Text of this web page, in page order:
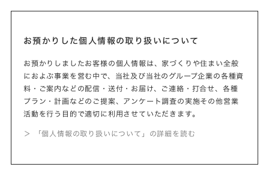
お預かりした個人情報の取り扱いについて
お預かりしましたお客様の個人情報は、家づくりや住まい全般
におよぶ事業を営む中で、当社及び当社のグループ企業の各種資
料・ご案内などの配信・送付・お届け、ご連絡・打合せ、各種
プラン・計画などのご提案、アンケート調査の実施その他営業
活動を行う目的で適切に利用させていただきます。
＞ 「個人情報の取り扱いについて」の詳細を読む